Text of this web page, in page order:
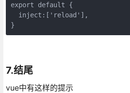
export default {
  inject:['reload'],
}
7.结尾
vue中有这样的提示